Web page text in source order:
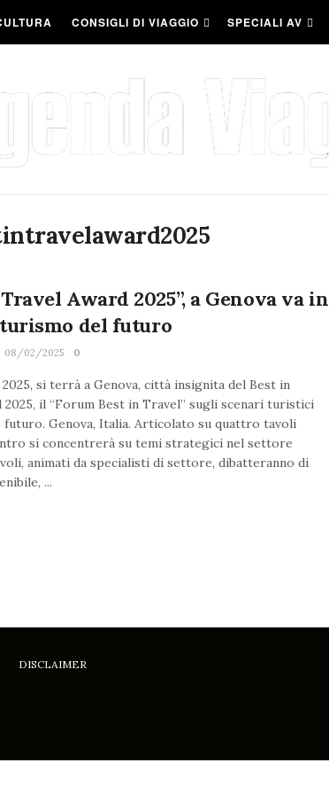
CONSIGLI DI VIAGGIO SPECIALI AV
Award 2025”, a Genova va in
del futuro
08/02/2025 0
si terrà a Genova, città insignita del Best in
2025, il “Forum Best in Travel” sugli scenari turistici
futuro. Genova, Italia. Articolato su quattro tavoli
si concentrerà su temi strategici nel settore
animati da specialisti di settore, dibatteranno di
...
DISCLAIMER